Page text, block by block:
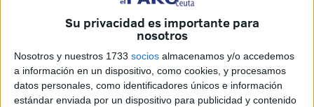
Su privacidad es importante para
nosotros
Nosotros y nuestros 1733 socios almacenamos y/o accedemos
a información en un dispositivo, como cookies, y procesamos
datos personales, como identificadores únicos e información
estándar enviada por un dispositivo para publicidad y contenido
ceutí culmina con éxito este fin de semana.
Medallas de oro y plata se vienen para la Ceuta gracias a
las grandes actuaciones de Nacho Gaitán y Antonio
Chaves en Estepona.